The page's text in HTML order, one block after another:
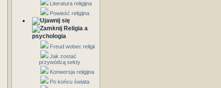
Literatura religijna
Powieść religijna
Religia a
psychologia
Freud wobec religii
Jak zostać
przywódcą sekty
Konwersja religijna
Po końcu świata